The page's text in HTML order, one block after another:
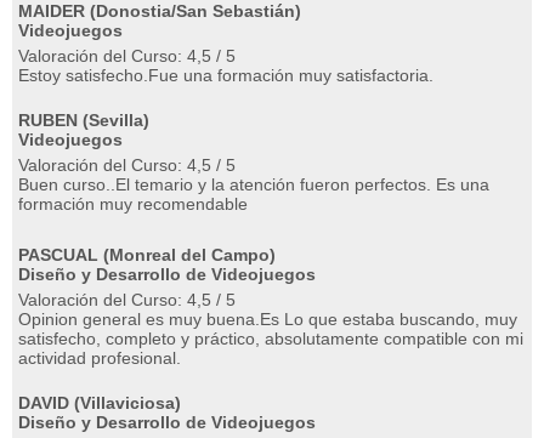
MAIDER (Donostia/San Sebastián)
Videojuegos
Valoración del Curso: 4,5 / 5
Estoy satisfecho.Fue una formación muy satisfactoria.
RUBEN (Sevilla)
Videojuegos
Valoración del Curso: 4,5 / 5
Buen curso..El temario y la atención fueron perfectos. Es una
formación muy recomendable
PASCUAL (Monreal del Campo)
Diseño y Desarrollo de Videojuegos
Valoración del Curso: 4,5 / 5
Opinion general es muy buena.Es Lo que estaba buscando, muy
satisfecho, completo y práctico, absolutamente compatible con mi
actividad profesional.
DAVID (Villaviciosa)
Diseño y Desarrollo de Videojuegos